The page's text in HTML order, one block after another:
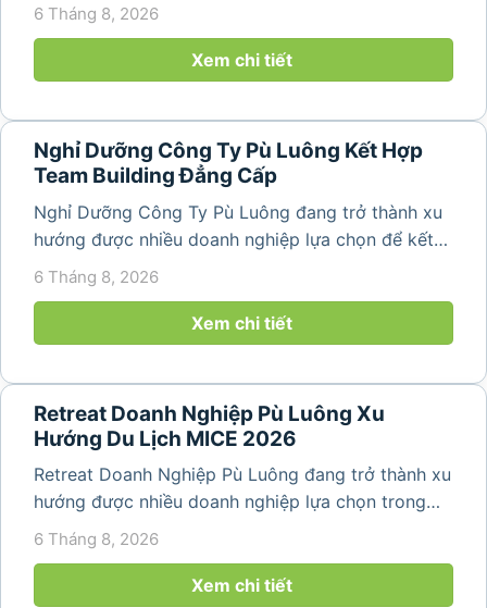
nguyên sơ, không khí...
6 Tháng 8, 2026
Xem chi tiết
Nghỉ Dưỡng Công Ty Pù Luông Kết Hợp
Team Building Đẳng Cấp
Nghỉ Dưỡng Công Ty Pù Luông đang trở thành xu
hướng được nhiều doanh nghiệp lựa chọn để kết
hợp giữa nghỉ ngơi, tái tạo năng lượng và xây
dựng tinh thần đồng đội. Thay vì những chuyến du
lịch đơn thuần, nhiều công ty...
6 Tháng 8, 2026
Xem chi tiết
Retreat Doanh Nghiệp Pù Luông Xu
Hướng Du Lịch MICE 2026
Retreat Doanh Nghiệp Pù Luông đang trở thành xu
hướng được nhiều doanh nghiệp lựa chọn trong
năm 2026 khi nhu cầu kết hợp nghỉ dưỡng, hội
mang đến khoảng thời gian thư giãn...
6 Tháng 8, 2026
Xem chi tiết